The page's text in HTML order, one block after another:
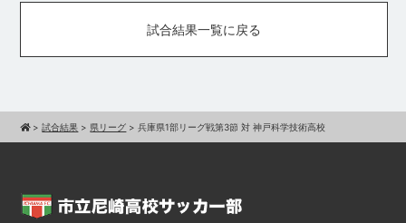
試合結果一覧に戻る
>試合結果 > 県リーグ >兵庫県1部リーグ戦第3節 対 神戸科学技術高校